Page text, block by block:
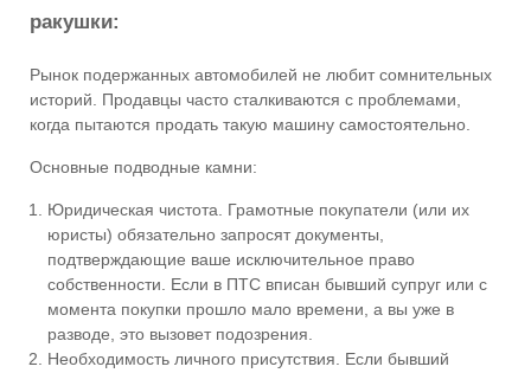
ракушки:
Рынок подержанных автомобилей не любит сомнительных
историй. Продавцы часто сталкиваются с проблемами,
когда пытаются продать такую машину самостоятельно.
Основные подводные камни:
Юридическая чистота. Грамотные покупатели (или их
юристы) обязательно запросят документы,
подтверждающие ваше исключительное право
собственности. Если в ПТС вписан бывший супруг или с
момента покупки прошло мало времени, а вы уже в
разводе, это вызовет подозрения.
Необходимость личного присутствия. Если бывший